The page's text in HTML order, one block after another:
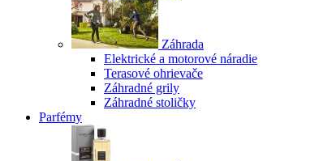
Záhrada
Elektrické a motorové náradie
Terasové ohrievače
Záhradné grily
Záhradné stoličky
Parfémy